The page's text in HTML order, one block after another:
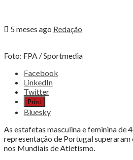
5 meses ago Redação
Foto: FPA / Sportmedia
Share
post
"PORTUGAL,
ESTAFETAS
SUPERAM
RECORDES
NACIONAIS"
Facebook
LinkedIn
Twitter
Print
Bluesky
As estafetas masculina e feminina de
representação de Portugal
nos Mundiais de Atletismo.